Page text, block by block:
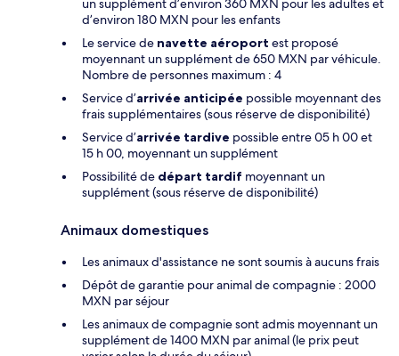
un supplément d’environ 360 MXN pour les adultes et
d’environ 180 MXN pour les enfants
Le service de navette aéroport est proposé
moyennant un supplément de 650 MXN par véhicule.
Nombre de personnes maximum : 4
Service d’arrivée anticipée possible moyennant des
frais supplémentaires (sous réserve de disponibilité)
Service d’arrivée tardive possible entre 05 h 00 et
15 h 00, moyennant un supplément
Possibilité de départ tardif moyennant un
supplément (sous réserve de disponibilité)
Animaux domestiques
Les animaux d'assistance ne sont soumis à aucuns frais
Dépôt de garantie pour animal de compagnie : 2000
MXN par séjour
Les animaux de compagnie sont admis moyennant un
supplément de 1400 MXN par animal (le prix peut